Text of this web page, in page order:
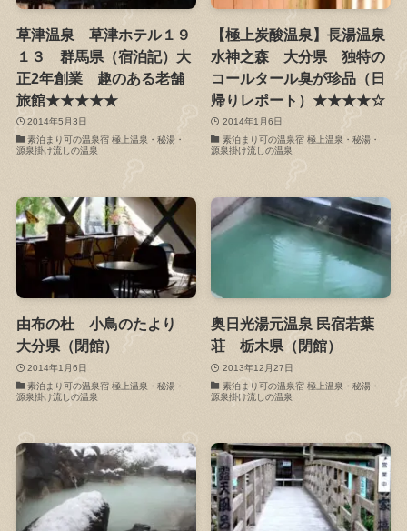
草津温泉 草津ホテル１９
１３ 群馬県（宿泊記）大
正2年創業 趣のある老舗
旅館★★★★★
2014年5月3日
素泊まり可の温泉宿 極上温泉・秘湯・
源泉掛け流しの温泉
【極上炭酸温泉】長湯温泉
水神之森 大分県 独特の
コールタール臭が珍品（日
帰りレポート）★★★★☆
2014年1月6日
素泊まり可の温泉宿 極上温泉・秘湯・
源泉掛け流しの温泉
由布の杜 小鳥のたより
大分県（閉館）
2014年1月6日
素泊まり可の温泉宿 極上温泉・秘湯・
源泉掛け流しの温泉
奥日光湯元温泉 民宿若葉
荘 栃木県（閉館）
2013年12月27日
素泊まり可の温泉宿 極上温泉・秘湯・
源泉掛け流しの温泉